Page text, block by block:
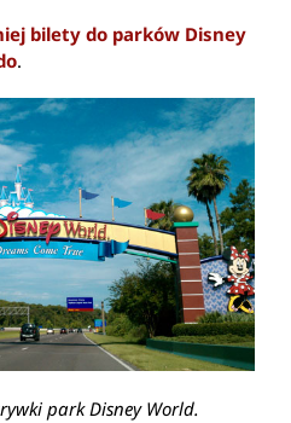
bilety do parków Disney
.
park Disney World.